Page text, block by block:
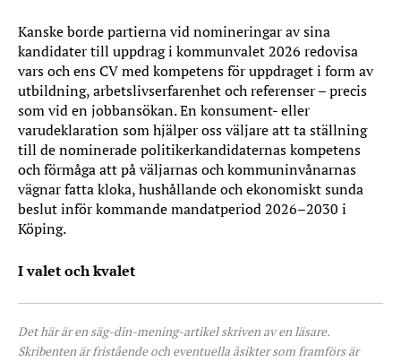
Kanske borde partierna vid nomineringar av sina
kandidater till uppdrag i kommunvalet 2026 redovisa
vars och ens CV med kompetens för uppdraget i form av
utbildning, arbetslivserfarenhet och referenser – precis
som vid en jobbansökan. En konsument- eller
varudeklaration som hjälper oss väljare att ta ställning
till de nominerade politikerkandidaternas kompetens
och förmåga att på väljarnas och kommuninvånarnas
vägnar fatta kloka, hushållande och ekonomiskt sunda
beslut inför kommande mandatperiod 2026–2030 i
Köping.
I valet och kvalet
Det här är en säg-din-mening-artikel skriven av en läsare.
Skribenten är fristående och eventuella åsikter som framförs är